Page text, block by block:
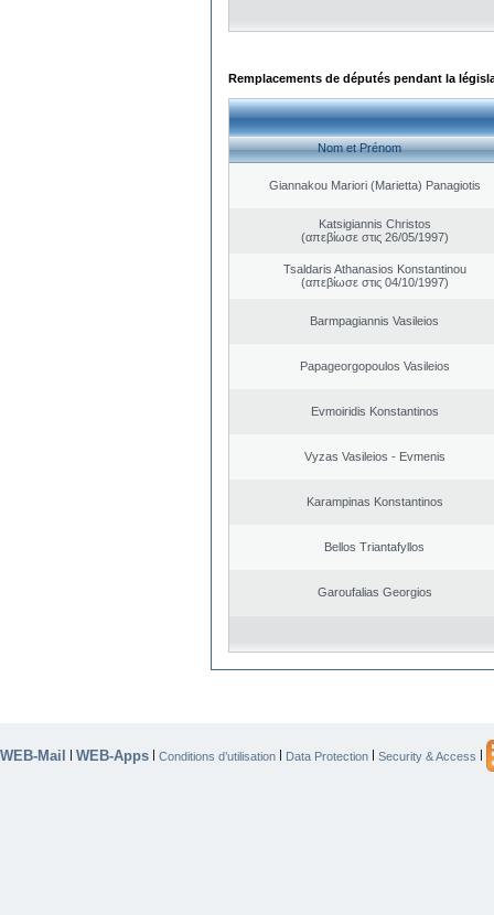
Remplacements de députés pendant la
Nom et Prénom
Giannakou Mariori (Marietta) Panagiotis
Katsigiannis Christos
(απεβίωσε στις 26/05/1997)
Tsaldaris Athanasios Konstantinou
(απεβίωσε στις 04/10/1997)
Barmpagiannis Vasileios
Papageorgopoulos Vasileios
Evmoiridis Konstantinos
Vyzas Vasileios - Evmenis
Karampinas Konstantinos
Bellos Triantafyllos
Garoufalias Georgios
WEB-Mail | WEB-Apps | Conditions d’utilisation | Data Protection | Security & Access |